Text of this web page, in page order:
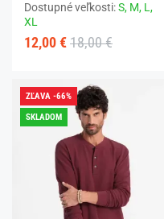
Dostupné veľkosti:S, M, L,
XL
12,00 € 18,00 €
ZĽAVA -66%
SKLADOM